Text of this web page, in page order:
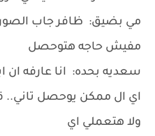
مي بضيق: ظافر جاب
مفيش حاجه هتوحصل
سعديه بحده: انا عارفه
اي ال ممكن يوحصل تاني..
ولا هتعملي اي